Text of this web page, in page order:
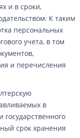
и в сроки,
К таким
персональных
учета, в том
и перечисления
в
государственного
срок хранения